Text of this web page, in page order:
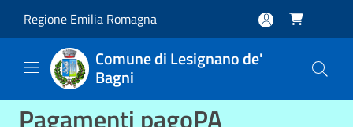
Regione Emilia Romagna 
Comune di Lesignano de'
Bagni
Pagamenti pagoPA